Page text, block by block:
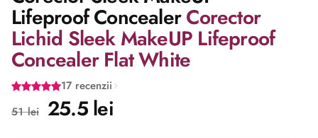
Lifeproof ConcealerCorector
Lichid Sleek MakeUP Lifeproof
Concealer Flat White
17 recenzii
51 lei 25.5 lei